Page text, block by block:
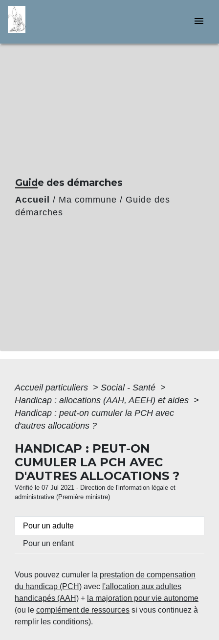
menu
Guide des démarches
Accueil / Ma commune / Guide des
démarches
Accueil particuliers > Social - Santé >
Handicap : allocations (AAH, AEEH) et aides >
Handicap : peut-on cumuler la PCH avec
d'autres allocations ?
HANDICAP : PEUT-ON
CUMULER LA PCH AVEC
D'AUTRES ALLOCATIONS ?
Vérifié le 07 Jul 2021 - Direction de l'information légale et
administrative (Première ministre)
Pour un adulte
Pour un enfant
Vous pouvez cumuler la prestation de compensation
du handicap (PCH) avec l'allocation aux adultes
handicapés (AAH) + la majoration pour vie autonome
(ou le complément de ressources si vous continuez à
remplir les conditions).